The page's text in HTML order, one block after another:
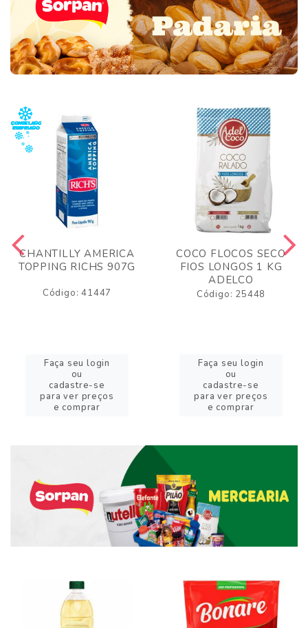
CHANTILLY AMERICA
TOPPING RICHS 907G
Código: 41447
Faça seu login
ou
cadastre-se
para ver preços
e comprar
COCO FLOCOS SECO
FIOS LONGOS 1 KG
ADELCO
Código: 25448
Faça seu login
ou
cadastre-se
para ver preços
e comprar